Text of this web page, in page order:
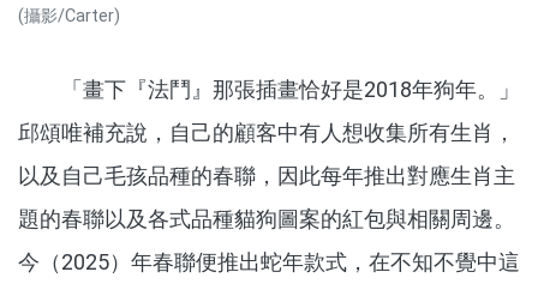
(攝影/Carter)
「畫下『法鬥』那張插畫恰好是2018年狗年。」
邱頌唯補充說，自己的顧客中有人想收集所有生肖，
以及自己毛孩品種的春聯，因此每年推出對應生肖主
題的春聯以及各式品種貓狗圖案的紅包與相關周邊。
今（2025）年春聯便推出蛇年款式，在不知不覺中這